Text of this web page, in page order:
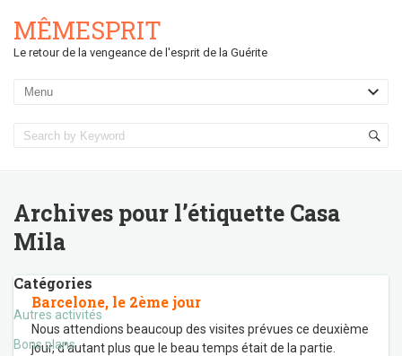
MÊMESPRIT
Le retour de la vengeance de l'esprit de la Guérite
Archives pour l’étiquette Casa
Mila
Catégories
Autres activités
Bons plans
Barcelone, le 2ème jour
Nous attendions beaucoup des visites prévues ce deuxième
jour, d’autant plus que le beau temps était de la partie.